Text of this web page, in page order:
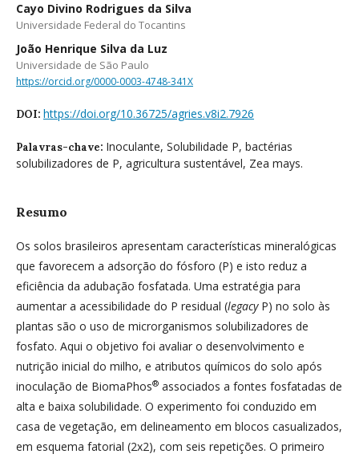
Cayo Divino Rodrigues da Silva
Universidade Federal do Tocantins
João Henrique Silva da Luz
Universidade de São Paulo
https://orcid.org/0000-0003-4748-341X
DOI: https://doi.org/10.36725/agries.v8i2.7926
Palavras-chave: Inoculante, Solubilidade P, bactérias
solubilizadores de P, agricultura sustentável, Zea mays.
Resumo
Os solos brasileiros apresentam características mineralógicas
que favorecem a adsorção do fósforo (P) e isto reduz a
eficiência da adubação fosfatada. Uma estratégia para
aumentar a acessibilidade do P residual (legacyP) no solo às
plantas são o uso de microrganismos solubilizadores de
fosfato. Aqui o objetivo foi avaliar o desenvolvimento e
nutrição inicial do milho, e atributos químicos do solo após
inoculação de BiomaPhos® associados a fontes fosfatadas de
alta e baixa solubilidade. O experimento foi conduzido em
casa de vegetação, em delineamento em blocos casualizados,
em esquema fatorial (2x2), com seis repetições. O primeiro